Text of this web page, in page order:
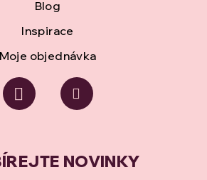
Blog
Inspirace
Moje objednávka